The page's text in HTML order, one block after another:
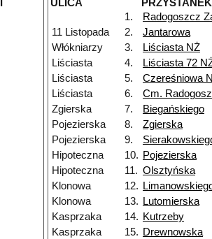
ULICA
PRZYSTANEK
1.
Radogoszcz
11 Listopada
2. Jantarowa
Włókniarzy
3. Liściasta NŻ
Liściasta
4.
Liściasta 72
Liściasta
5.
Czereśniowa
Liściasta
6. Cm.
Zgierska
7. Biegańskiego
Pojezierska
8. Zgierska
Pojezierska
9.
Hipoteczna
10. Pojezierska
Hipoteczna
11. Olsztyńska
Klonowa
12.
Klonowa
13. Lutomierska
Kasprzaka
14. Kutrzeby
Kasprzaka
15. Drewnowska